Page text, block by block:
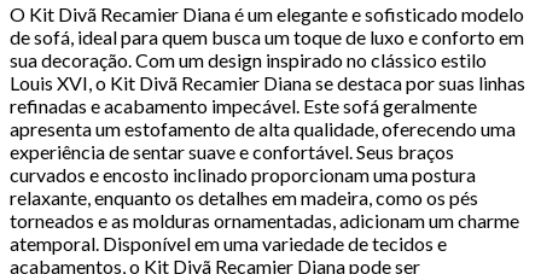
O Kit Divã Recamier Diana é um elegante e sofisticado modelo
de sofá, ideal para quem busca um toque de luxo e conforto em
sua decoração. Com um design inspirado no clássico estilo
Louis XVI, o Kit Divã Recamier Diana se destaca por suas linhas
refinadas e acabamento impecável. Este sofá geralmente
apresenta um estofamento de alta qualidade, oferecendo uma
experiência de sentar suave e confortável. Seus braços
curvados e encosto inclinado proporcionam uma postura
relaxante, enquanto os detalhes em madeira, como os pés
torneados e as molduras ornamentadas, adicionam um charme
atemporal. Disponível em uma variedade de tecidos e
acabamentos, o Kit Divã Recamier Diana pode ser